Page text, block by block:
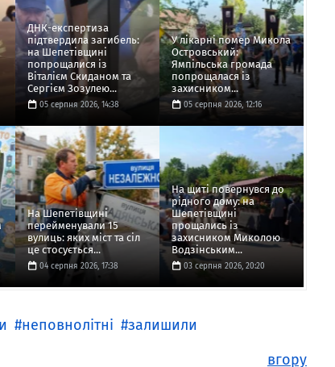
ДНК-експертиза
підтвердила загибель:
на Шепетівщині
попрощалися із
Віталієм Скиданом та
Сергієм Зозулею...
05 серпня 2026, 14:38
У лікарні помер Микола
Островський:
Ямпільська громада
попрощалася із
захисником...
05 серпня 2026, 12:16
На Шепетівщині
перейменували 15
вулиць: яких міст та сіл
це стосується...
04 серпня 2026, 17:38
На щиті повернувся до
рідного дому: на
Шепетівщині
прощались із
захисником Миколою
Водзінським...
03 серпня 2026, 20:20
неповнолітні
залишили
вгору